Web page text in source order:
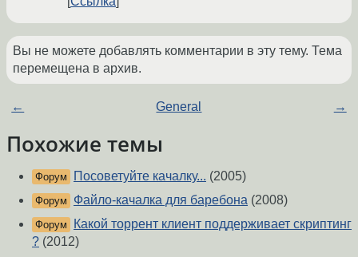
Вы не можете добавлять комментарии в эту тему. Тема
перемещена в архив.
← General →
Похожие темы
Форум Посоветуйте качалку... (2005)
Форум Файло-качалка для баребона (2008)
Форум
Какой торрент клиент поддерживает скриптинг
? (2012)